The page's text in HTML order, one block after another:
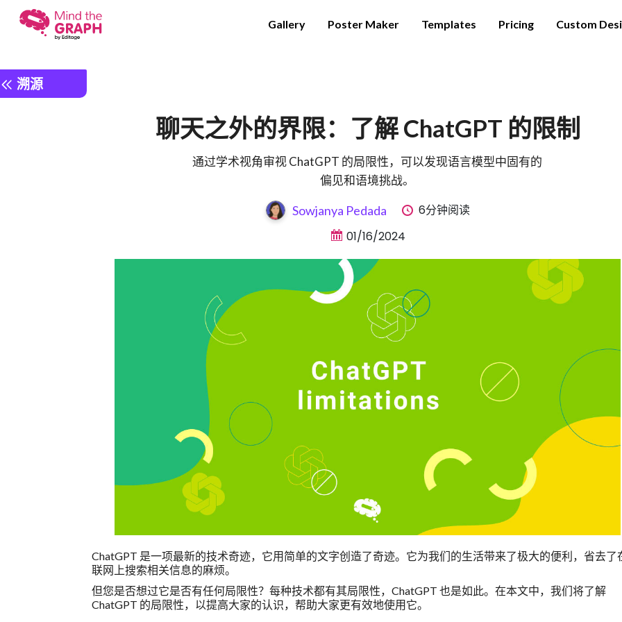
Gallery Poster Maker Templates Pricing Custom
溯源
聊天之外的界限：了解 ChatGPT 的限制
通过学术视角审视 ChatGPT 的局限性，可以发现语言模型中固有的
偏见和语境挑战。
Sowjanya Pedada
6分钟阅读
01/16/2024
ChatGPT 是一项最新的技术奇迹，它用简单的文字创造了奇迹。它为我们的生活带来了极大的便利，省去了
联网上搜索相关信息的麻烦。
但您是否想过它是否有任何局限性？每种技术都有其局限性，ChatGPT 也是如此。在本文中，我们将了解
ChatGPT 的局限性，以提高大家的认识，帮助大家更有效地使用它。